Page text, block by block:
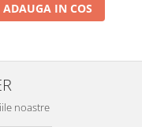
ADAUGA IN COS
noastre